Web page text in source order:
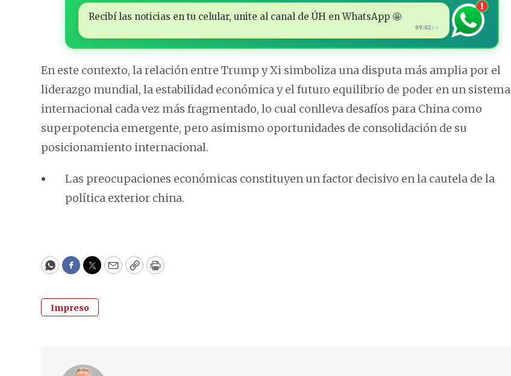
Recibí las noticias en tu celular, unite al canal de ÚH en WhatsApp 🤩
09:02✓✓
1
En este contexto, la relación entre Trump y Xi simboliza una disputa más amplia por el
liderazgo mundial, la estabilidad económica y el futuro equilibrio de poder en un sistema
internacional cada vez más fragmentado, lo cual conlleva desafíos para China como
superpotencia emergente, pero asimismo oportunidades de consolidación de su
posicionamiento internacional.
Las preocupaciones económicas constituyen un factor decisivo en la cautela de la
política exterior china.
WhatsApp
Facebook
Twitter
EmailCopyPrint
Impreso